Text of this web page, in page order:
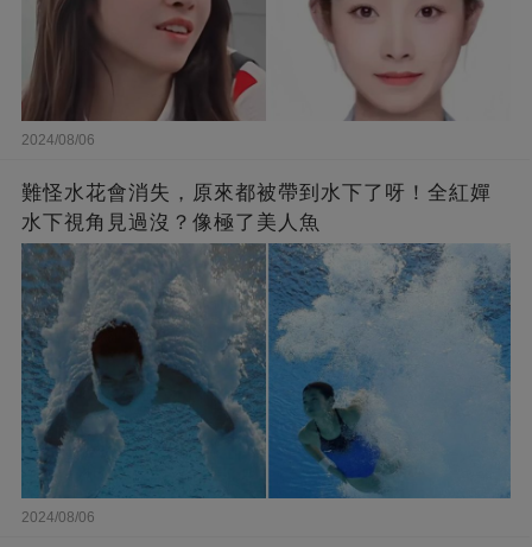
2024/08/06
難怪水花會消失，原來都被帶到水下了呀！全紅嬋
水下視角見過沒？像極了美人魚
2024/08/06